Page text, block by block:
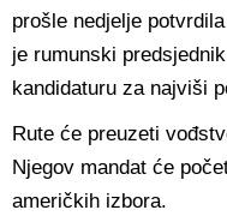
prošle nedjelje
je rumunski
kandidaturu za najviši
Rute će preuzeti
Njegov mandat će
američkih izbora.